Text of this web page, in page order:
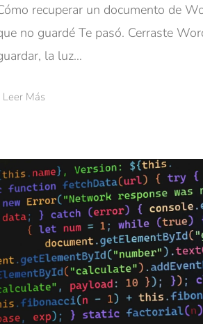
recuperar un documento de
no guardé Te pasó. Cerraste
la luz…
Leer Más